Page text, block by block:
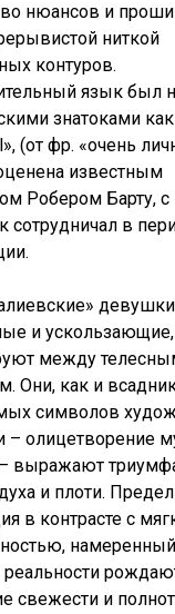
нюансов и
ниткой
контуров.
язык был
знатоками
(от фр. «очень
известным
Робером Барту,
сотрудничал в
и
между
Они, как и
символов
– олицетворение
выражают
и плоти.
в контрасте с
намеренный
реальности
свежести и